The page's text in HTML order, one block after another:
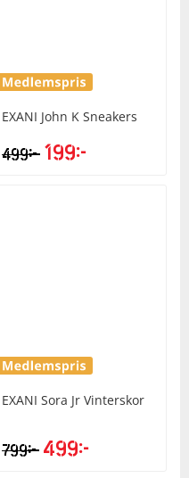
EXANI John K Sneakers
499kr 199kr
EXANI Sora Jr Vinterskor
799kr 499kr